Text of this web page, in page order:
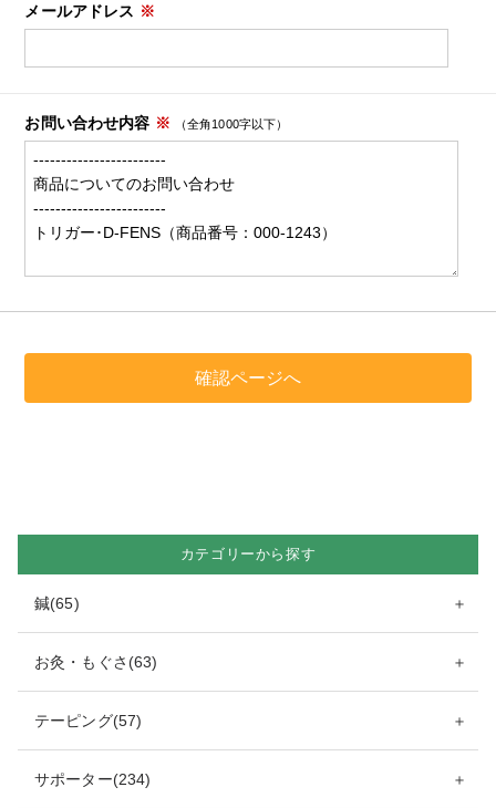
メールアドレス ※
お問い合わせ内容 ※ （全角1000字以下）
カテゴリーから探す
鍼(65) ＋
お灸・もぐさ(63) ＋
テーピング(57) ＋
サポーター(234) ＋